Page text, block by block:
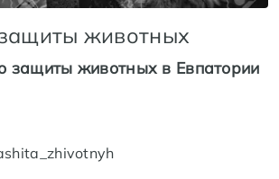
животных
животных в Евпатории